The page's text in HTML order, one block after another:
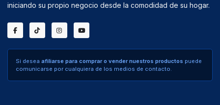
iniciando su propio negocio desde la comodidad de su hogar.
Si desea afiliarse para comprar o vender nuestros productos puede
comunicarse por cualquiera de los medios de contacto.